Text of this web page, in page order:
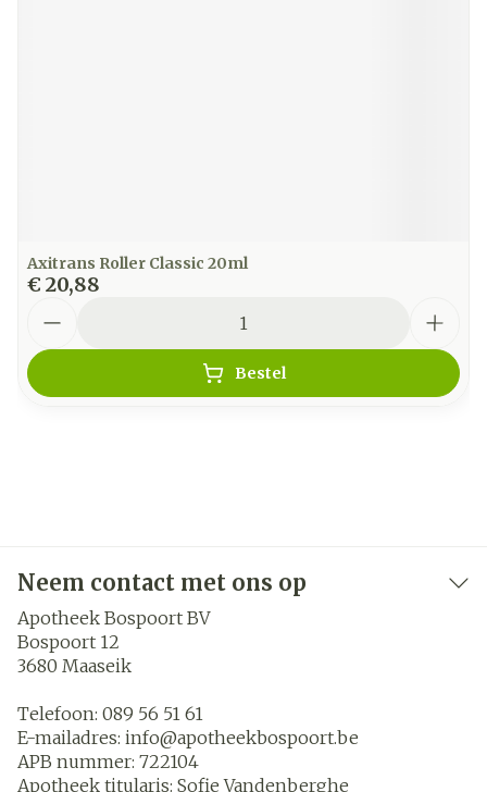
Axitrans Roller Classic 20ml
€ 20,88
Bestel
Neem contact met ons op
Apotheek Bospoort BV
Bospoort 12
3680 Maaseik
Telefoon: 089 56 51 61
E-mailadres: info@apotheekbospoort.be
APB nummer: 722104
Apotheek titularis: Sofie Vandenberghe